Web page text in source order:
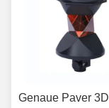
Genaue Paver 3D